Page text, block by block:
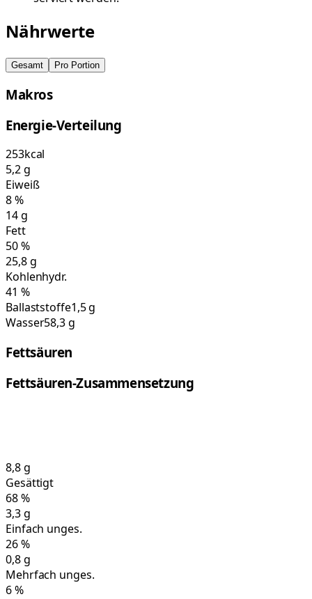
Nährwerte
Gesamt Pro Portion
Makros
Energie-Verteilung
253kcal
5,2g
Eiweiß
8%
14g
Fett
50%
25,8g
Kohlenhydr.
41 %
Ballaststoffe1,5 g
Wasser58,3 g
Fettsäuren
Fettsäuren-Zusammensetzung
8,8g
Gesättigt
68%
3,3g
Einfach unges.
26%
0,8g
Mehrfach unges.
6%